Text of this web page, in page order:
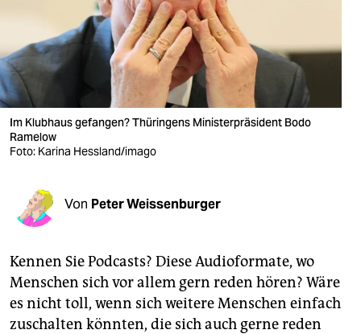
verlag
verlag
veranstaltungen
shop
unterstützen
genossenschaft
epaper login
Im Klubhaus gefangen? Thüringens Ministerpräsident Bodo
Ramelow
Foto: Karina Hessland/imago
Von Peter Weissenburger
Kennen Sie Podcasts? Diese Audioformate, wo
Menschen sich vor allem gern reden hören? Wäre
es nicht toll, wenn sich weitere Menschen einfach
zuschalten könnten, die sich auch gerne reden